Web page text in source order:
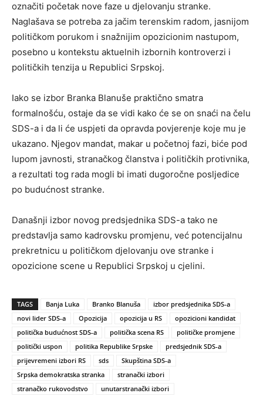
označiti početak nove faze u djelovanju stranke.
Naglašava se potreba za jačim terenskim radom, jasnijom
političkom porukom i snažnijim opozicionim nastupom,
posebno u kontekstu aktuelnih izbornih kontroverzi i
političkih tenzija u Republici Srpskoj.
Iako se izbor Branka Blanuše praktično smatra
formalnošću, ostaje da se vidi kako će se on snaći na čelu
SDS-a i da li će uspjeti da opravda povjerenje koje mu je
ukazano. Njegov mandat, makar u početnoj fazi, biće pod
lupom javnosti, stranačkog članstva i političkih protivnika,
a rezultati tog rada mogli bi imati dugoročne posljedice
po budućnost stranke.
Današnji izbor novog predsjednika SDS-a tako ne
predstavlja samo kadrovsku promjenu, već potencijalnu
prekretnicu u političkom djelovanju ove stranke i
opozicione scene u Republici Srpskoj u cjelini.
TAGS Banja Luka Branko Blanuša
izbor predsjednika SDS-a
novi lider SDS-a
Opozicija opozicija u RS
opozicioni kandidat
politička budućnost SDS-a
politička scena RS
političke promjene
politički uspon
politika Republike Srpske
predsjednik SDS-a
prijevremeni izbori RS
sds
Skupština SDS-a
Srpska demokratska stranka
stranački izbori
stranačko rukovodstvo
unutarstranački izbori